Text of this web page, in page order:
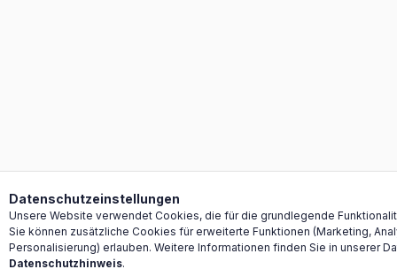
Datenschutzeinstellungen
Unsere Website verwendet Cookies, die für die grundlegende
Sie können zusätzliche Cookies für erweiterte Funktionen (Marketing,
Personalisierung) erlauben. Weitere Informationen finden Sie in unserer
Datenschutzhinweis.